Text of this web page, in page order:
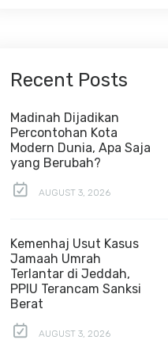
Recent Posts
Madinah Dijadikan
Percontohan Kota
Modern Dunia, Apa Saja
yang Berubah?
AUGUST 3, 2026
Kemenhaj Usut Kasus
Jamaah Umrah
Terlantar di Jeddah,
PPIU Terancam Sanksi
Berat
AUGUST 3, 2026